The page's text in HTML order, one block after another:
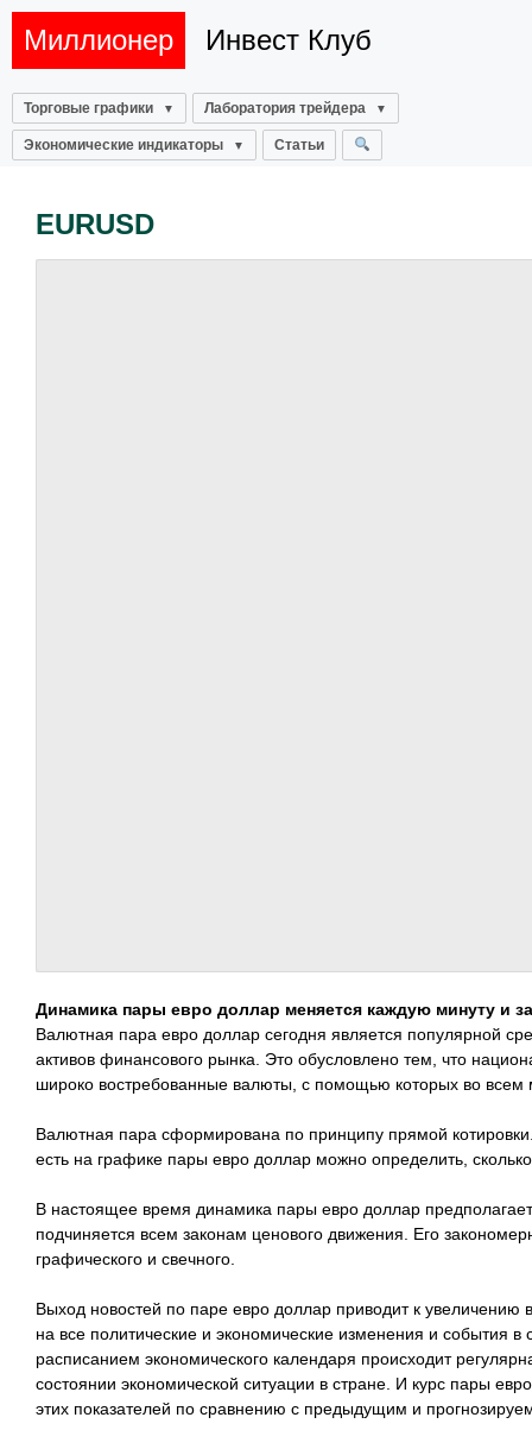
Миллионер Инвест Клуб
Торговые графики Лаборатория трейдера
Экономические индикаторы Статьи
EURUSD
Динамика пары евро доллар меняется каждую минуту и
Валютная пара евро доллар сегодня является популярной
активов финансового рынка. Это обусловлено тем, что
широко востребованные валюты, с помощью которых во
Валютная пара сформирована по принципу прямой
есть на графике пары евро доллар можно определить,
В настоящее время динамика пары евро доллар
подчиняется всем законам ценового движения. Его
графического и свечного.
Выход новостей по паре евро доллар приводит к увеличению
на все политические и экономические изменения и события
расписанием экономического календаря происходит
состоянии экономической ситуации в стране. И курс пары
этих показателей по сравнению с предыдущим и